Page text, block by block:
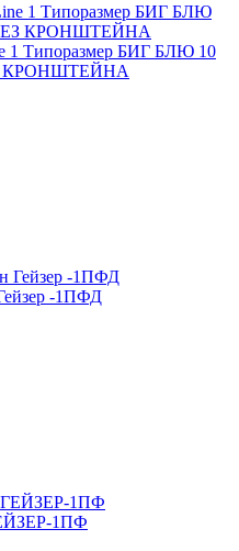
1 Типоразмер БИГ БЛЮ 10
КРОНШТЕЙНА
-1ПФД
1ПФ